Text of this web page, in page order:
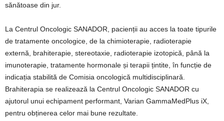
sănătoase din jur.
La Centrul Oncologic SANADOR, pacienții au acces la toate tipurile
de tratamente oncologice, de la chimioterapie, radioterapie
externă, brahiterapie, stereotaxie, radioterapie izotopică, până la
imunoterapie, tratamente hormonale și terapii țintite, în funcție de
indicația stabilită de Comisia oncologică multidisciplinară.
Brahiterapia se realizează la Centrul Oncologic SANADOR cu
ajutorul unui echipament performant, Varian GammaMedPlus iX,
pentru obținerea celor mai bune rezultate.